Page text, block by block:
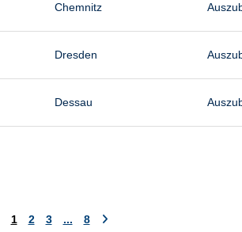
Chemnitz
Dresden
Dessau
1 2 3 ... 8